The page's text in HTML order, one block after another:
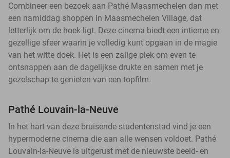
Combineer een bezoek aan Pathé Maasmechelen dan met
een namiddag shoppen in Maasmechelen Village, dat
letterlijk om de hoek ligt. Deze cinema biedt een intieme en
gezellige sfeer waarin je volledig kunt opgaan in de magie
van het witte doek. Het is een zalige plek om even te
ontsnappen aan de dagelijkse drukte en samen met je
gezelschap te genieten van een topfilm.
Pathé Louvain-la-Neuve
In het hart van deze bruisende studentenstad vind je een
hypermoderne cinema die aan alle wensen voldoet. Pathé
Louvain-la-Neuve is uitgerust met de nieuwste beeld- en